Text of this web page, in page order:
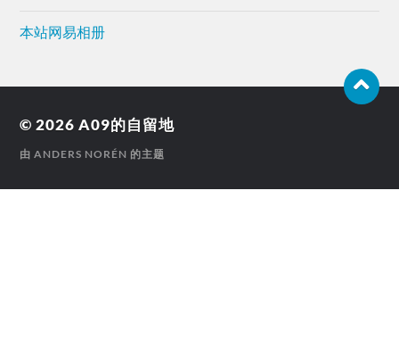
本站网易相册
© 2026A09的自留地
由ANDERS NORÉN 的主题